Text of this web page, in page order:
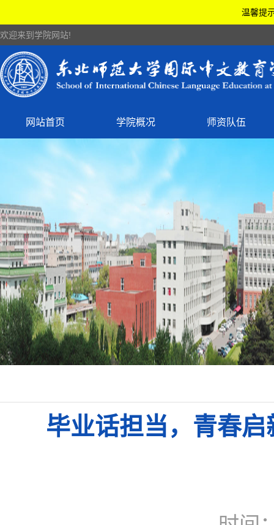
温馨提
欢迎来到学院网站!
网站首页 学院概况 师资队伍
毕业话担当，青春